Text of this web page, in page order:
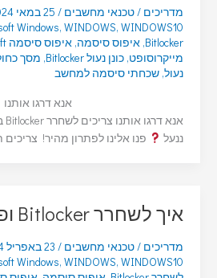
מדריכים /טכנאי מחשבים / 25 במאי 2024
Windows,WINDOWS,WINDOWS10
Bitlocker
, איפוס סיסמה, איפוס סיסמה Microsoft
מייקרוסופט, כונן נעול Bitlocker , מסך
נעול, שכחתי סיסמה למחשב
אנא דרגו אותנו
אנא דרגו אותנו צריכים לשחרר Bitlocker במחשב
ננעל
פנו אלינו לפתרון מהיר! צריכים
איך לשחרר Bitlocker ופתרון לתקלה
מדריכים /טכנאי מחשבים / 23 באפריל 2024
Windows,WINDOWS,WINDOWS10